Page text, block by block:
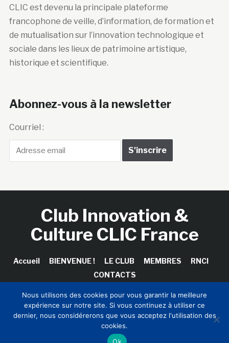
CLIC est devenu la principale plateforme
francophone de veille, d’information, de formation et
de mutualisation sur l’innovation technologique et
sociale dans les lieux de patrimoine artistique,
historique et scientifique.
Abonnez-vous à la newsletter
Courriel :
Club Innovation &
Culture CLIC France
Accueil BIENVENUE ! LE CLUB MEMBRES
RNCI
CONTACTS
Copyright © 2026 Club Innovation & Culture CLIC France /
Sinapses Conseils
Nous utilisons des cookies pour vous garantir la meilleure
expérience sur notre site. Si vous continuez à utiliser ce
dernier, nous considérerons que vous acceptez l'utilisation des
cookies.
Ok